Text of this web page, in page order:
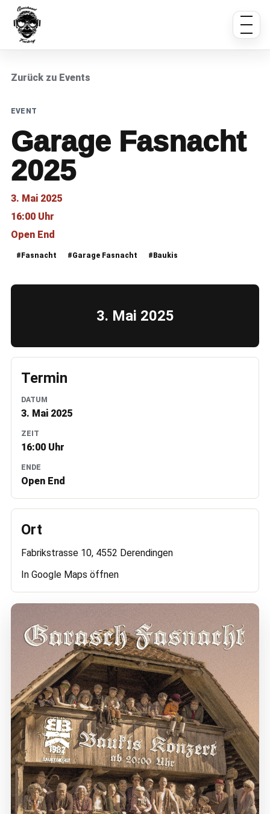
Zurück zu Events
EVENT
Garage Fasnacht
2025
3. Mai 2025
16:00 Uhr
Open End
#Fasnacht #Garage Fasnacht #Baukis
3. Mai 2025
Termin
DATUM
3. Mai 2025
ZEIT
16:00 Uhr
ENDE
Open End
Ort
Fabrikstrasse 10, 4552 Derendingen
In Google Maps öffnen